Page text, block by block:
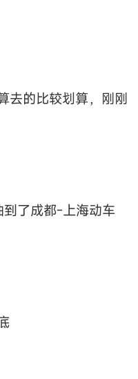
去的比较划算，刚刚
了成都-上海动车